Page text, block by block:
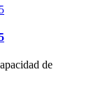
de